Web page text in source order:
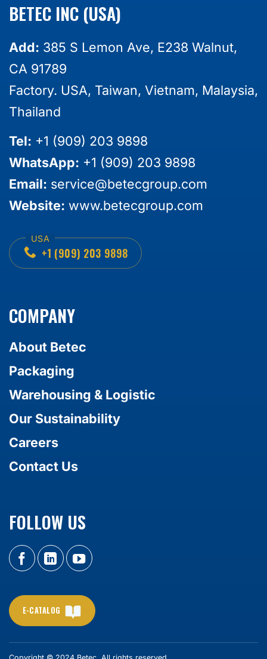
BETEC INC (USA)
Add: 385 S Lemon Ave, E238 Walnut,
CA 91789
Factory. USA, Taiwan, Vietnam, Malaysia,
Thailand
Tel: +1 (909) 203 9898
WhatsApp: +1 (909) 203 9898
Email: service@betecgroup.com
Website: www.betecgroup.com
+1 (909) 203 9898
COMPANY
About Betec
Packaging
Warehousing & Logistic
Our Sustainability
Careers
Contact Us
FOLLOW US
E-CATALOG